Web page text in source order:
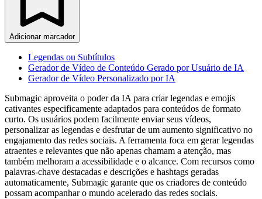
Adicionar marcador
Legendas ou Subtítulos
Gerador de Vídeo de Conteúdo Gerado por Usuário de IA
Gerador de Vídeo Personalizado por IA
Submagic aproveita o poder da IA para criar legendas e emojis
cativantes especificamente adaptados para conteúdos de formato
curto. Os usuários podem facilmente enviar seus vídeos,
personalizar as legendas e desfrutar de um aumento significativo no
engajamento das redes sociais. A ferramenta foca em gerar legendas
atraentes e relevantes que não apenas chamam a atenção, mas
também melhoram a acessibilidade e o alcance. Com recursos como
palavras-chave destacadas e descrições e hashtags geradas
automaticamente, Submagic garante que os criadores de conteúdo
possam acompanhar o mundo acelerado das redes sociais.